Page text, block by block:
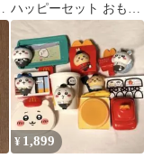
ハッピーセット おもち
ゃ 8個セット
¥ 1,899